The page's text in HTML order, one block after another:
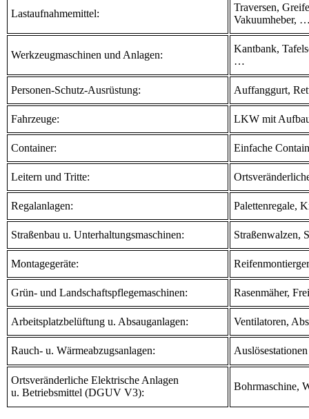
Lastaufnahmemittel:
Traversen,
Vakuumheber,
Werkzeugmaschinen und Anlagen:
Kantbank,
…
Personen-Schutz-Ausrüstung: Auffanggurt,
Fahrzeuge: LKW mit
Container: Einfache
Leitern und Tritte:
Regalanlagen: Palettenregale,
Straßenbau u. Unterhaltungsmaschinen: Straßenwalzen,
Montagegeräte:
Grün- und Landschaftspflegemaschinen: Rasenmäher,
Arbeitsplatzbelüftung u. Absauganlagen: Ventilatoren,
Rauch- u. Wärmeabzugsanlagen:
Ortsveränderliche Elektrische Anlagen
u. Betriebsmittel (DGUV V3):
Bohrmaschine,